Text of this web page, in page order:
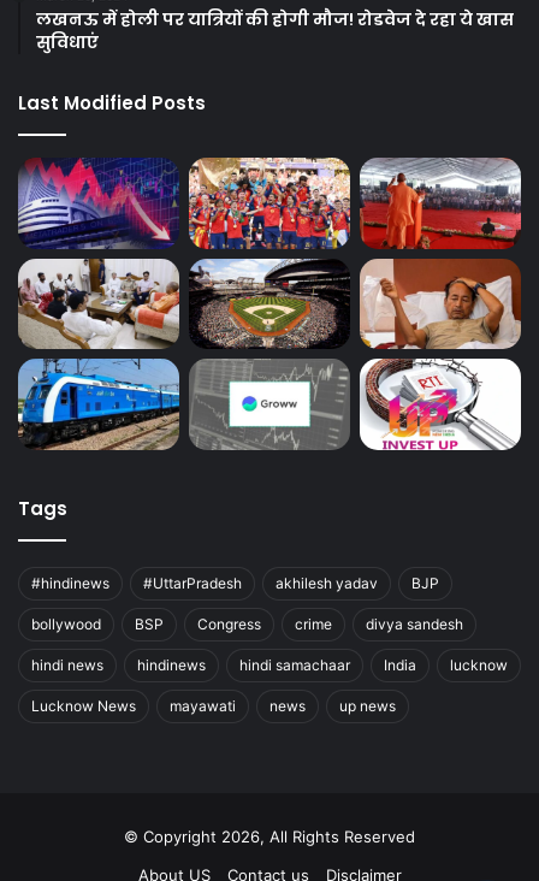
लखनऊ में होली पर यात्रियों की होगी मौज! रोडवेज दे रहा ये खास
सुविधाएं
Last Modified Posts
Tags
#hindinews #UttarPradesh akhilesh yadav BJP
bollywood BSP Congress crime divya sandesh
hindi news hindinews hindi samachaar India lucknow
Lucknow News mayawati news up news
© Copyright 2026, All Rights Reserved
About US
Contact us Disclaimer